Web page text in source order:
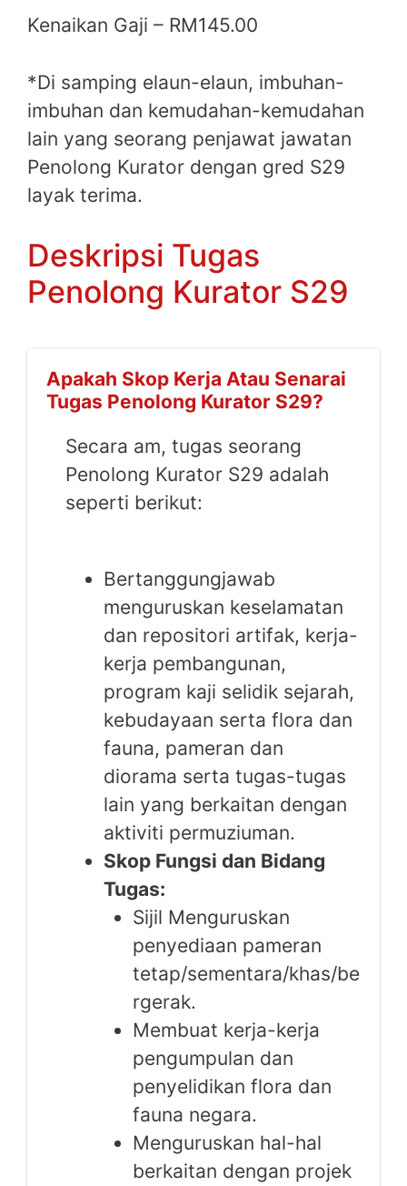
Kenaikan Gaji – RM145.00
*Di samping elaun-elaun, imbuhan-
imbuhan dan kemudahan-kemudahan
lain yang seorang penjawat jawatan
Penolong Kurator dengan gred S29
layak terima.
Deskripsi Tugas
Penolong Kurator S29
Apakah Skop Kerja Atau Senarai
Tugas Penolong Kurator S29?
Secara am, tugas seorang
Penolong Kurator S29 adalah
seperti berikut:
Bertanggungjawab
menguruskan keselamatan
dan repositori artifak, kerja-
kerja pembangunan,
program kaji selidik sejarah,
kebudayaan serta flora dan
fauna, pameran dan
diorama serta tugas-tugas
lain yang berkaitan dengan
aktiviti permuziuman.
Skop Fungsi dan Bidang
Tugas:
Sijil Menguruskan
penyediaan pameran
tetap/sementara/khas/be
rgerak.
Membuat kerja-kerja
pengumpulan dan
penyelidikan flora dan
fauna negara.
Menguruskan hal-hal
berkaitan dengan projek